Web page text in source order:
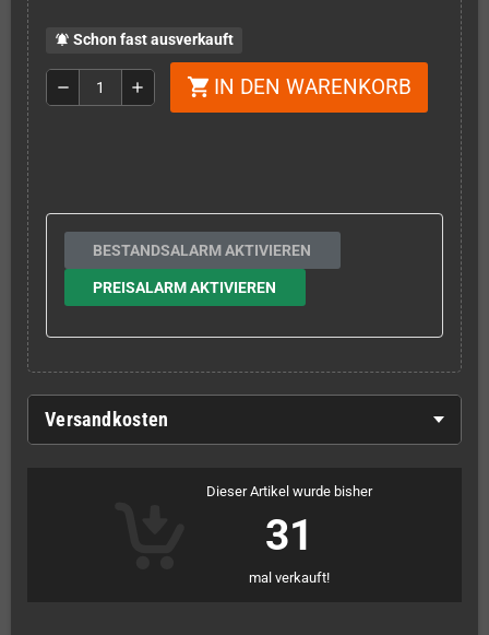
notifications_active Schon fast ausverkauft
remove add shopping_cart IN DEN WARENKORB
BESTANDSALARM AKTIVIEREN
PREISALARM AKTIVIEREN
Versandkosten
Dieser Artikel wurde bisher
31
mal verkauft!